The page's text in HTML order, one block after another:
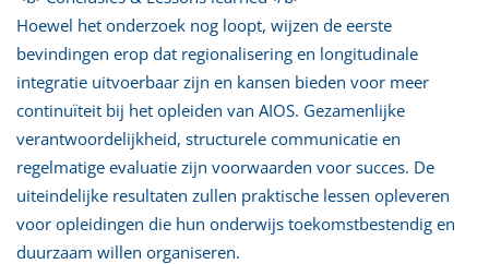
Hoewel het onderzoek nog loopt, wijzen de eerste
bevindingen erop dat regionalisering en longitudinale
integratie uitvoerbaar zijn en kansen bieden voor meer
continuïteit bij het opleiden van AIOS. Gezamenlijke
verantwoordelijkheid, structurele communicatie en
regelmatige evaluatie zijn voorwaarden voor succes. De
uiteindelijke resultaten zullen praktische lessen opleveren
voor opleidingen die hun onderwijs toekomstbestendig en
duurzaam willen organiseren.